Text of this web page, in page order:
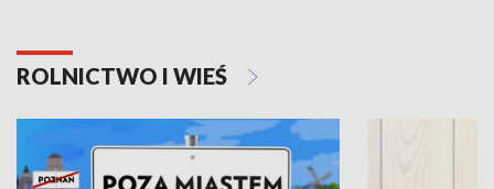
ROLNICTWO I WIEŚ